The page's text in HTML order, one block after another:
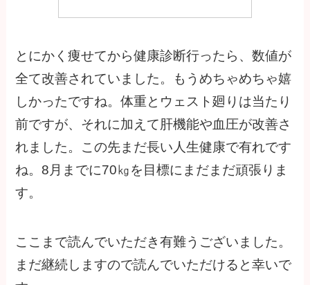
とにかく痩せてから健康診断行ったら、数値が
全て改善されていました。もうめちゃめちゃ嬉
しかったですね。体重とウェスト廻りは当たり
前ですが、それに加えて肝機能や血圧が改善さ
れました。この先まだ長い人生健康で有れです
ね。8月までに70㎏を目標にまだまだ頑張りま
す。
ここまで読んでいただき有難うございました。
まだ継続しますので読んでいただけると幸いで